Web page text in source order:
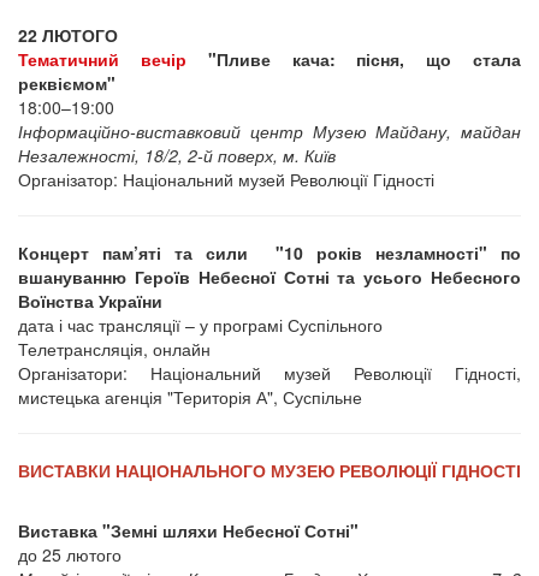
22 ЛЮТОГО
Тематичний вечір "Пливе кача: пісня, що стала
реквіємом"
18:00–19:00
Інформаційно-виставковий центр Музею Майдану, майдан
Незалежності, 18/2, 2-й поверх, м. Київ
Організатор: Національний музей Революції Гідності
Концерт пам’яті та сили "10 років незламності" по
вшануванню Героїв Небесної Сотні та усього Небесного
Воїнства України
дата і час трансляції – у програмі Суспільного
Телетрансляція, онлайн
Організатори: Національний музей Революції Гідності,
мистецька агенція "Територія А", Суспільне
ВИСТАВКИ НАЦІОНАЛЬНОГО МУЗЕЮ РЕВОЛЮЦІЇ ГІДНОСТІ
Виставка "Земні шляхи Небесної Сотні"
до 25 лютого